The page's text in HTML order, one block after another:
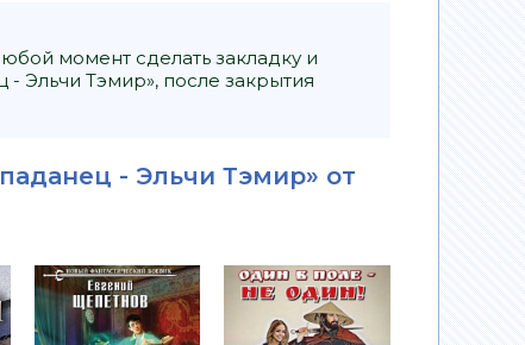
момент сделать закладку и
Эльчи Тэмир», после закрытия
- Эльчи Тэмир» от